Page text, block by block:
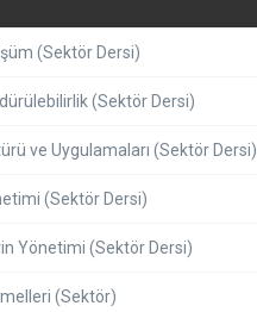
(Sektör Dersi)
(Sektör Dersi)
ve Uygulamaları (Sektör Dersi)
(Sektör Dersi)
Yönetimi (Sektör Dersi)
(Sektör)